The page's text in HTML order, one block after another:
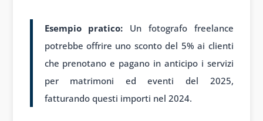
Esempio pratico: Un fotografo freelance
potrebbe offrire uno sconto del 5% ai clienti
che prenotano e pagano in anticipo i servizi
per matrimoni ed eventi del 2025,
fatturando questi importi nel 2024.